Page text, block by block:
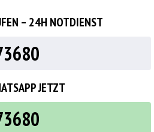
– 24H NOTDIENST
JETZT